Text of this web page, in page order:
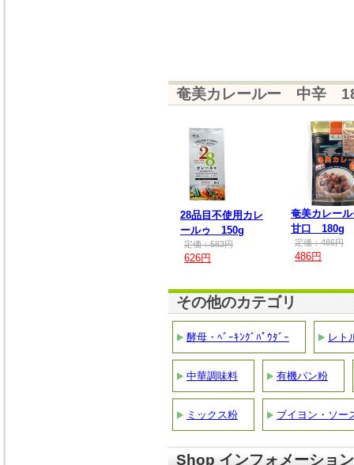
奄美カレールー 中辛
28品目不使用カレ
ールゥ 150g
定価：583円
626円
奄美カレー
甘口 180g
定価：486円
486円
その他のカテゴリ
酵母・ﾍﾞｰｷﾝｸﾞﾊﾟｳﾀﾞｰ レト
中華調味料 有機パン粉
ミックス粉 ブイヨン・ソー
Shop インフォメーション